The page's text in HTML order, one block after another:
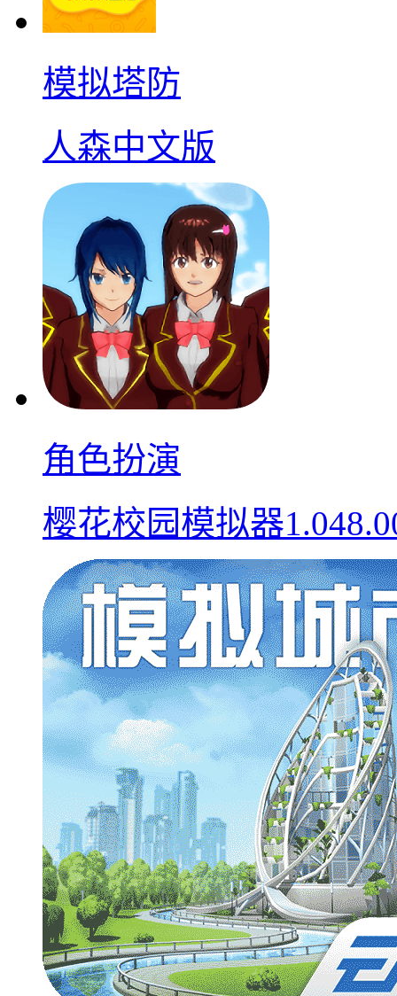
模拟塔防
人森中文版
角色扮演
樱花校园模拟器